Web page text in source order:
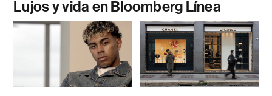
Lujos y vida en Bloomberg Línea